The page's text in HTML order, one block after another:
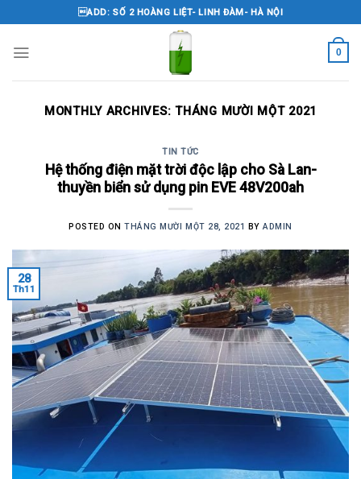
to
content
ADD: SỐ 2 HOÀNG LIỆT- LINH ĐÀM- HÀ NỘI
0
MONTHLY ARCHIVES:THÁNG MƯỜI MỘT 2021
TIN TỨC
Hệ thống điện mặt trời độc lập cho Sà Lan-
thuyền biển sử dụng pin EVE 48V200ah
POSTED ONTHÁNG MƯỜI MỘT 28, 2021 BYADMIN
28
Th11